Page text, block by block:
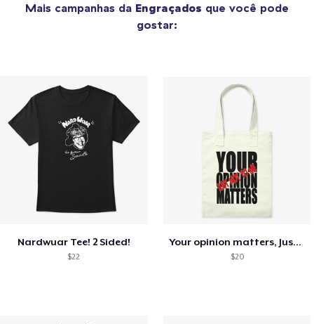
Mais campanhas da Engraçados que você pode
gostar:
Nardwuar Tee! 2 Sided!
$22
Your opinion matters, Just not to me!
$20